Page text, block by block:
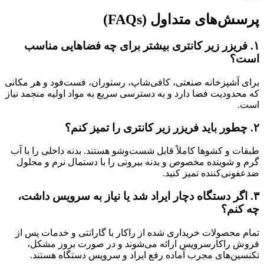
پرسش‌های متداول (FAQs)
۱. فریزر زیر کانتری بیشتر برای چه فضاهایی مناسب
است؟
برای آشپزخانه صنعتی، کافی‌شاپ، رستوران، فست‌فود و هر مکانی
که محدودیت فضا دارد و به دسترسی سریع به مواد اولیه منجمد نیاز
است.
۲. چطور باید فریزر زیر کانتری را تمیز کنم؟
طبقات و کشوها کاملاً قابل شست‌وشو هستند. بدنه داخلی را با آب
گرم و شوینده مخصوص و بدنه بیرونی را با دستمال نرم و محلول
ضدعفونی‌کننده تمیز کنید.
۳.
اگر دستگاه دچار ایراد شد یا نیاز به سرویس داشت،
چه کنم؟
تمام محصولات خریداری شده از راکار با گارانتی و خدمات پس از
فروش راکارسرویس ارائه می‌شوند و در صورت بروز مشکل،
تکنسین‌های مجرب آماده رفع ایراد و سرویس دستگاه هستند.